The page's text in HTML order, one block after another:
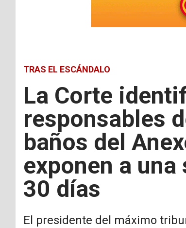
TRAS EL ESCÁNDALO
La Corte
responsables
baños del
exponen a
30 días
El presidente del máximo